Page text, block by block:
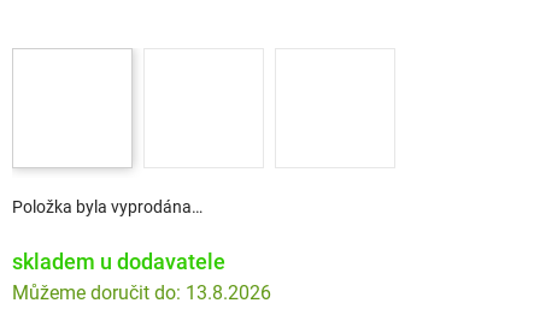
Položka byla vyprodána…
skladem u dodavatele
13.8.2026